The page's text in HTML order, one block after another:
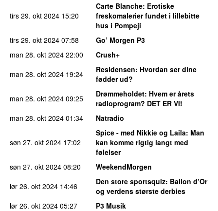
tirs 29. okt 2024 15:20
Carte Blanche: Erotiske
freskomalerier fundet i lillebitte
hus i Pompeji
tirs 29. okt 2024 07:58
Go’ Morgen P3
man 28. okt 2024 22:00
Crush+
man 28. okt 2024 19:24 Residensen: Hvordan ser dine
fødder ud?
man 28. okt 2024 09:25 Drømmeholdet: Hvem er årets
radioprogram? DET ER VI!
man 28. okt 2024 01:34 Natradio
søn 27. okt 2024 17:02
Spice - med Nikkie og Laila: Man
kan komme rigtig langt med
følelser
søn 27. okt 2024 08:20
WeekendMorgen
lør 26. okt 2024 14:46 Den store sportsquiz: Ballon d’Or
og verdens største derbies
lør 26. okt 2024 05:27
P3 Musik